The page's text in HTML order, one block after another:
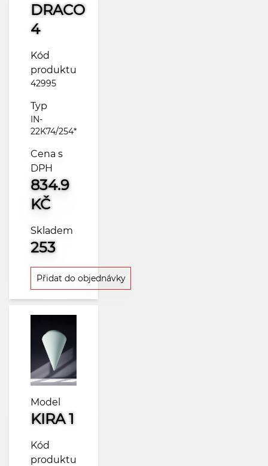
DRACO
4
Kód
produktu
42995
Typ
IN-
22K74/254*
Cena s
DPH
834.9
KČ
Skladem
253
Přidat do objednávky
Model
KIRA 1
Kód
produktu